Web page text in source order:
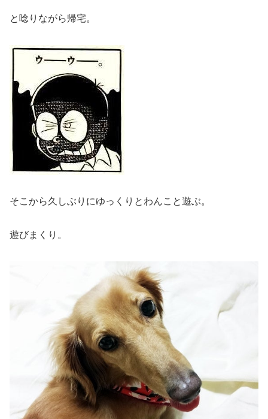
と唸りながら帰宅。
そこから久しぶりにゆっくりとわんこと遊ぶ。
遊びまくり。